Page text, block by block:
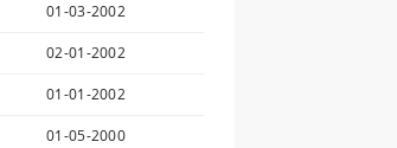
01-03-2002
02-01-2002
01-01-2002
01-05-2000